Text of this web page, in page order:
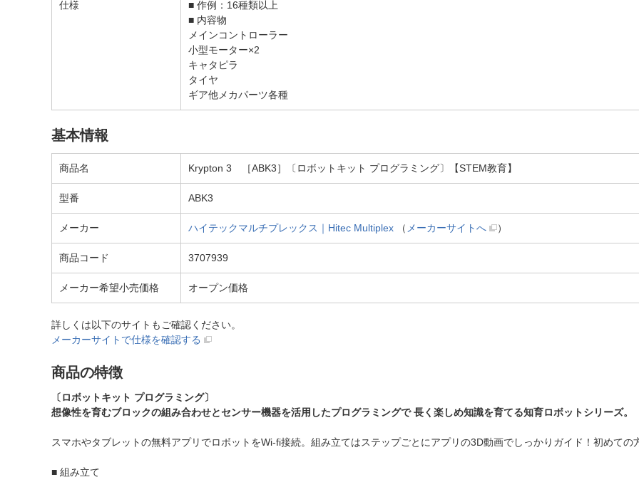
仕様
■ 作例：16種類以上
■ 内容物
メインコントローラー
小型モーター×2
キャタピラ
タイヤ
ギア他メカパーツ各種
基本情報
商品名 Krypton 3 ［ABK3］〔ロボットキット プログラミング〕【STEM教育】
型番 ABK3
メーカー ハイテックマルチプレックス｜Hitec Multiplex （ メーカーサイトへ ）
商品コード 3707939
メーカー希望小売価格 オープン価格
詳しくは以下のサイトもご確認ください。
メーカーサイトで仕様を確認する
商品の特徴
〔ロボットキット プログラミング〕
想像性を育むブロックの組み合わせとセンサー機器を活用したプログラミングで 長く楽しめ知識を育てる知育ロボットシリーズ。
スマホやタブレットの無料アプリでロボットをWi-fi接続。組み立てはステップごとにアプリの3D動画でしっかりガイド！初めて
■ 組み立て